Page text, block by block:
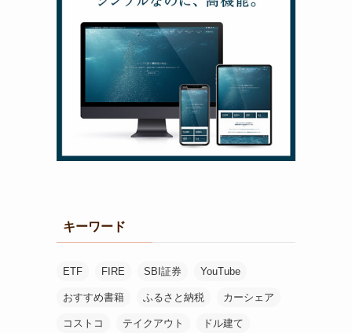
キーワード
ETF FIRE SBI証券 YouTube
おすすめ書籍 ふるさと納税 カーシェア
コストコ テイクアウト ドル建て